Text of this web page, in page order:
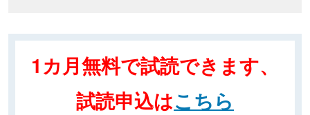
1カ月無料で試読できます、
試読申込はこちら